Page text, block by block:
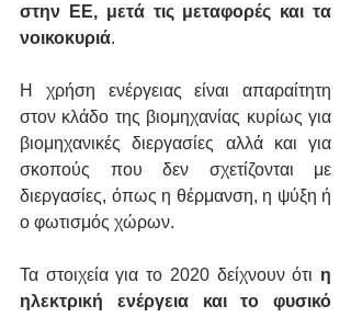
στην ΕΕ, μετά τις μεταφορές και τα
νοικοκυριά.
Η χρήση ενέργειας είναι απαραίτητη
στον κλάδο της βιομηχανίας κυρίως για
βιομηχανικές διεργασίες αλλά και για
σκοπούς που δεν σχετίζονται με
διεργασίες, όπως η θέρμανση, η ψύξη ή
ο φωτισμός χώρων.
Τα στοιχεία για το 2020 δείχνουν ότι η
ηλεκτρική ενέργεια και το φυσικό